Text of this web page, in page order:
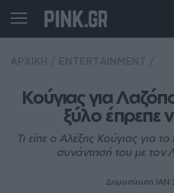
Κούγιας για
ξύλο έπρεπε
Τι είπε ο Αλέξης Κούγιας για
συνάντησή του με τον
Δημοσίευση ΙΑΝ